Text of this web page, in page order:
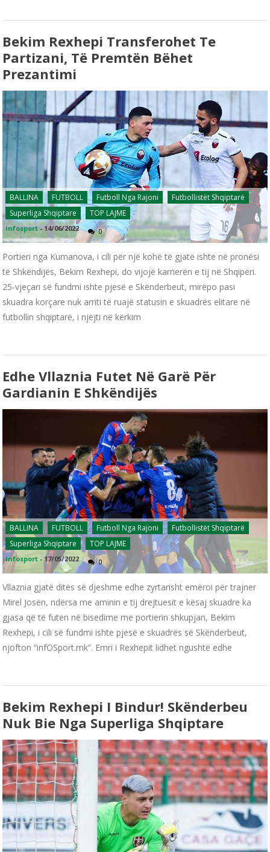
Bekim Rexhepi Transferohet Te
Partizani, Të Premtën Bëhet
Prezantimi
BALLINA FUTBOLL Futboll Nga Rajoni
Futbollistët Shqiptarë
Superliga Shqiptare
TOP LAJME
infosport -14/06/2022 0
Portieri nga Kumanova, i cili për një kohë të gjatë ishte në pronësi
të Shkëndijës, Bekim Rexhepi, do vijojë karrierën e tij në Shqipëri.
25-vjeçari së fundmi ishte pjesë e Skënderbeut, mirëpo pasi
skuadra korçare nuk arriti të ruajë statusin e skuadrës elitare në
futbollin shqiptarë, i njëjti në kërkim
Edhe Vllaznia Futet Në Garë Për
Gardianin E Shkëndijës
BALLINA FUTBOLL Futboll Nga Rajoni
Futbollistët Shqiptarë
Superliga Shqiptare
TOP LAJME
infosport -17/05/2022 0
Vllaznia gjatë ditës së djeshme edhe zyrtarisht emëroi për trajner
Mirel Josën, ndërsa me aminin e tij drejtuesit e kësaj skuadre ka
gjasa që të futen në bisedime me portierin shkupjan, Bekim
Rexhepi, i cili së fundmi ishte pjesë e skuadrës së Skënderbeut,
njofton “infOSport.mk”. Emri i Rexhepit lidhet ngushtë edhe
Bekim Rexhepi I Bindur! Skënderbeu
Nuk Bie Nga Superliga Shqiptare